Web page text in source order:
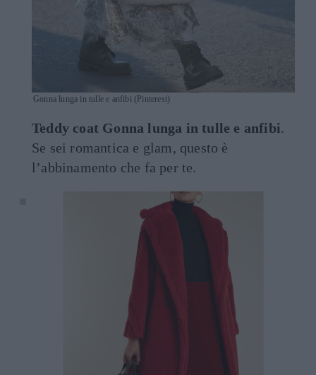
Gonna lunga in tulle e anfibi (Pinterest)
Teddy coat Gonna lunga in tulle e anfibi.
Se sei romantica e glam, questo è
l’abbinamento che fa per te.